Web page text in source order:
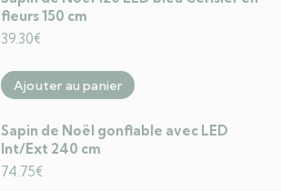
fleurs 150 cm
39.30€
Ajouter au panier
Sapin de Noël gonflable avec LED
Int/Ext 240 cm
74.75€